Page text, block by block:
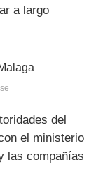
a largo
del
el ministerio
las compañías